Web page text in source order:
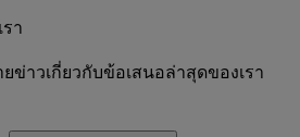
า
ข่าวเกี่ยวกับข้อเสนอล่าสุดของเรา